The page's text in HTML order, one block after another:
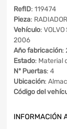
RefID: 119474
Pieza:
Vehículo:
2006
Año fabricación:
Estado: Material
Nº Puertas: 4
Ubicación:
Código del
INFORMACIÓN